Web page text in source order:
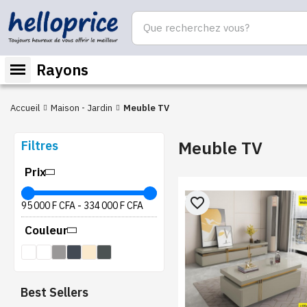
Rayons
Accueil Maison - Jardin Meuble TV
Filtres
Prix
95 000 F CFA - 334 000 F CFA
Couleur
Best Sellers
Meuble TV
favorite_border